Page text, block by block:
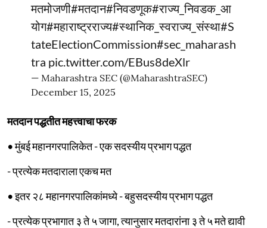
मतमोजणी#मतदान#निवडणूक#राज्य_निवडक_आ
योग#महाराष्ट्रराज्य#स्थानिक_स्वराज्य_संस्था#S
tateElectionCommission#sec_maharash
tra pic.twitter.com/EBus8deXlr
— Maharashtra SEC (@MaharashtraSEC)
December 15, 2025
मतदान पद्धतीत महत्त्वाचा फरक
• मुंबई महानगरपालिकेत - एक सदस्यीय प्रभाग पद्धत
- प्रत्येक मतदाराला एकच मत
• इतर २८ महानगरपालिकांमध्ये - बहुसदस्यीय प्रभाग पद्धत
- प्रत्येक प्रभागात ३ ते ५ जागा, त्यानुसार मतदारांना ३ ते ५ मते द्यावी